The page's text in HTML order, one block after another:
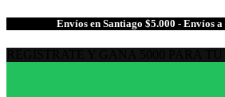
Envíos en Santiago $5.000 - Envíos